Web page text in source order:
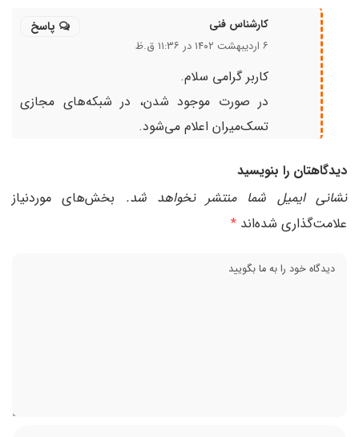
کارشناس فنی
۶ اردیبهشت ۱۴۰۲ در ۱۱:۳۶ ق.ظ
کاربر گرامی سلام.
در صورت موجود شدن، در شبکه‌های مجازی
تسک‌میران اعلام می‌شود.
پاسخ
دیدگاهتان را بنویسید
نشانی ایمیل شما منتشر نخواهد شد.
بخش‌های موردنیاز
علامت‌گذاری شده‌اند *